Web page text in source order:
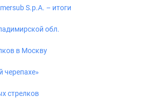
S.p.A. – итоги
обл.
в Москву
черепахе»
стрелков